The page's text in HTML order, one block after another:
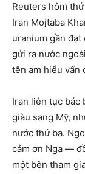
Reuters hôm
Iran Mojtaba
uranium gần
gửi ra nước
tên am hiểu vấn
Iran liên tục bác
giàu sang Mỹ,
nước thứ ba.
cảm ơn Nga —
một bên tham